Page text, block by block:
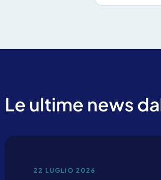
Le ultime news
22 LUGLIO 2026